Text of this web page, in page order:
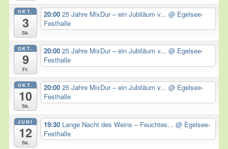
OKT.
3
Sa.
20:0025 Jahre MixDur – ein Jubiläum v...@ Egelsee-
Festhalle
OKT.
9
Fr.
20:0025 Jahre MixDur – ein Jubiläum v...@ Egelsee-
Festhalle
OKT.
10
Sa.
20:0025 Jahre MixDur – ein Jubiläum v...@ Egelsee-
Festhalle
JUNI
12
Sa.
19:30 Lange Nacht des Weins – Feuchtes...@ Egelsee-
Festhalle